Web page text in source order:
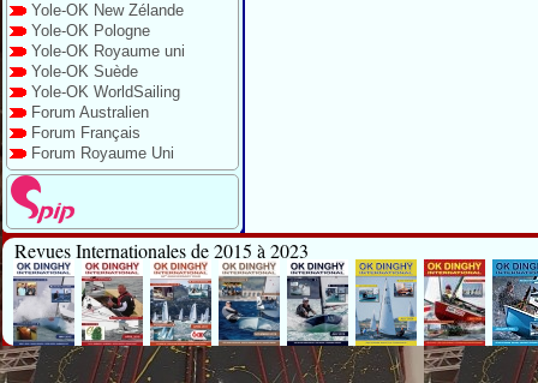
Yole-OK New Zélande
Yole-OK Pologne
Yole-OK Royaume uni
Yole-OK Suède
Yole-OK WorldSailing
Forum Australien
Forum Français
Forum Royaume Uni
Revues Internationales de 2015 à 2023